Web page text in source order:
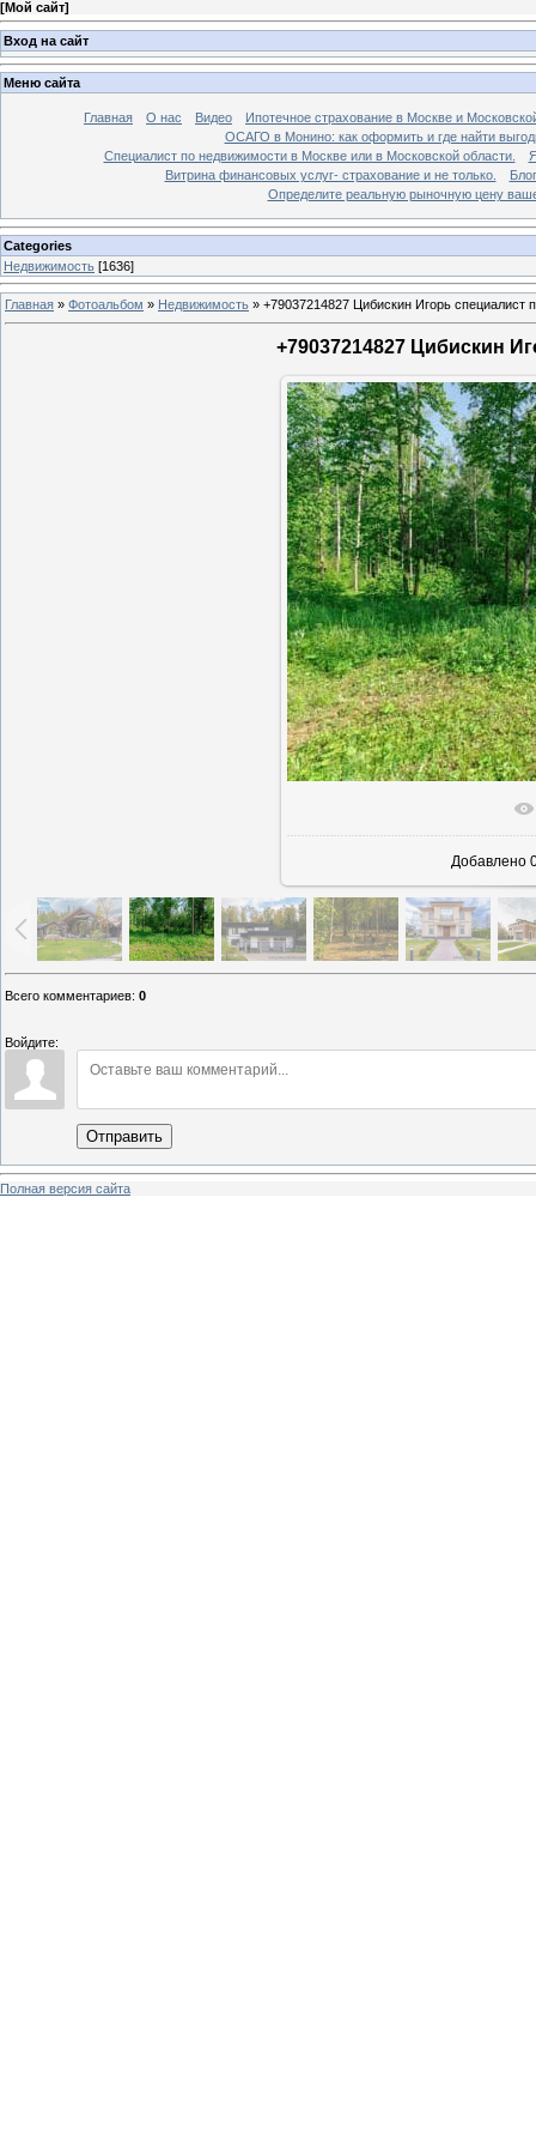
[Мой сайт]
Вход на сайт
Меню сайта
Главная О нас Видео
Ипотечное страхование в Москве и
ОСАГО в Монино: как оформить и где найти
Специалист по недвижимости в Москве или в Московской области.
Витрина финансовых услуг- страхование и не только.
Блог
Определите реальную рыночную цену
Categories
Недвижимость [1636]
Главная » Фотоальбом » Недвижимость » +79037214827 Цибискин Игорь специалист
+79037214827 Цибискин
В
Добавлено
Всего комментариев: 0
Войдите:
Отправить
Полная версия сайта